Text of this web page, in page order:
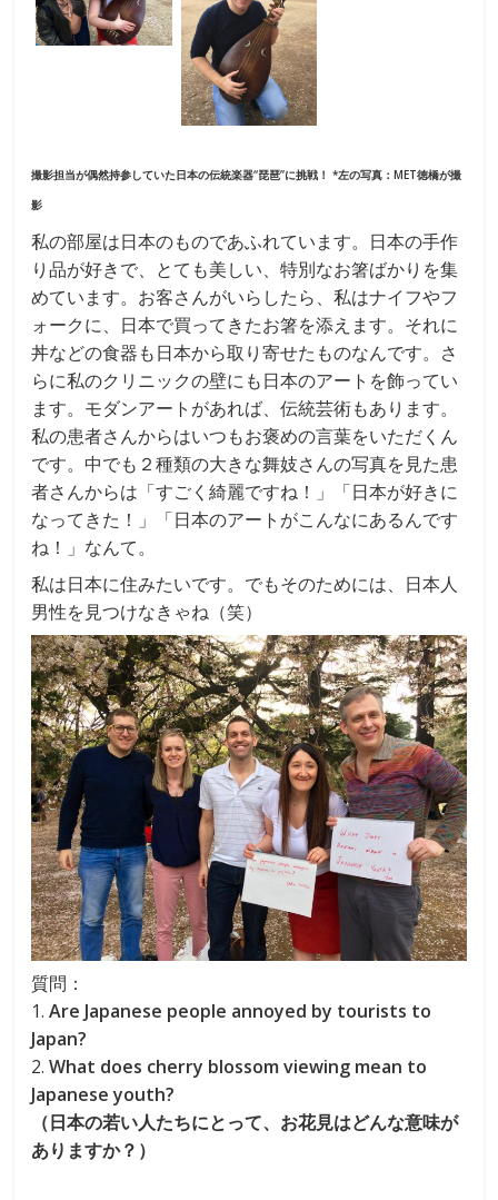
撮影担当が偶然持参していた日本の伝統楽器“琵琶”に挑戦！ *左の写真：MET徳橋が撮
影
私の部屋は日本のものであふれています。日本の手作
り品が好きで、とても美しい、特別なお箸ばかりを集
めています。お客さんがいらしたら、私はナイフやフ
ォークに、日本で買ってきたお箸を添えます。それに
丼などの食器も日本から取り寄せたものなんです。さ
らに私のクリニックの壁にも日本のアートを飾ってい
ます。モダンアートがあれば、伝統芸術もあります。
私の患者さんからはいつもお褒めの言葉をいただくん
です。中でも２種類の大きな舞妓さんの写真を見た患
者さんからは「すごく綺麗ですね！」「日本が好きに
なってきた！」「日本のアートがこんなにあるんです
ね！」なんて。
私は日本に住みたいです。でもそのためには、日本人
男性を見つけなきゃね（笑）
質問：
1.Are Japanese people annoyed by tourists to
Japan?
2.What does cherry blossom viewing mean to
Japanese youth?
（日本の若い人たちにとって、お花見はどんな意味が
ありますか？）